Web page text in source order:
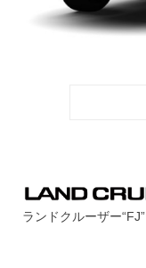
ランドクルーザー“FJ”